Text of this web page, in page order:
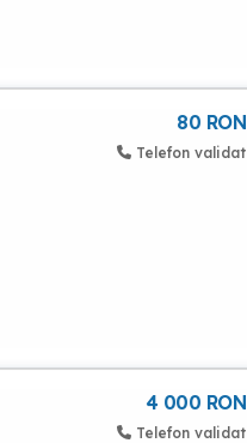
80 RON
Telefon validat
4 000 RON
Telefon validat